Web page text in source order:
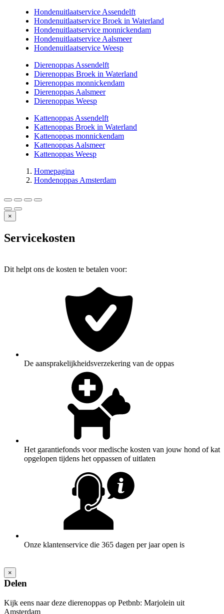
Hondenuitlaatservice Assendelft
Hondenuitlaatservice Broek in Waterland
Hondenuitlaatservice monnickendam
Hondenuitlaatservice Aalsmeer
Hondenuitlaatservice Weesp
Dierenoppas Assendelft
Dierenoppas Broek in Waterland
Dierenoppas monnickendam
Dierenoppas Aalsmeer
Dierenoppas Weesp
Kattenoppas Assendelft
Kattenoppas Broek in Waterland
Kattenoppas monnickendam
Kattenoppas Aalsmeer
Kattenoppas Weesp
Homepagina
Hondenoppas Amsterdam
×
Servicekosten
Dit helpt ons de kosten te betalen voor:
De aansprakelijkheidsverzekering van de oppas
Het garantiefonds voor medische kosten van jouw hond of kat
opgelopen tijdens het oppassen of uitlaten
Onze klantenservice die 365 dagen per jaar open is
×
Delen
Kijk eens naar deze dierenoppas op Petbnb: Marjolein uit
Amsterdam